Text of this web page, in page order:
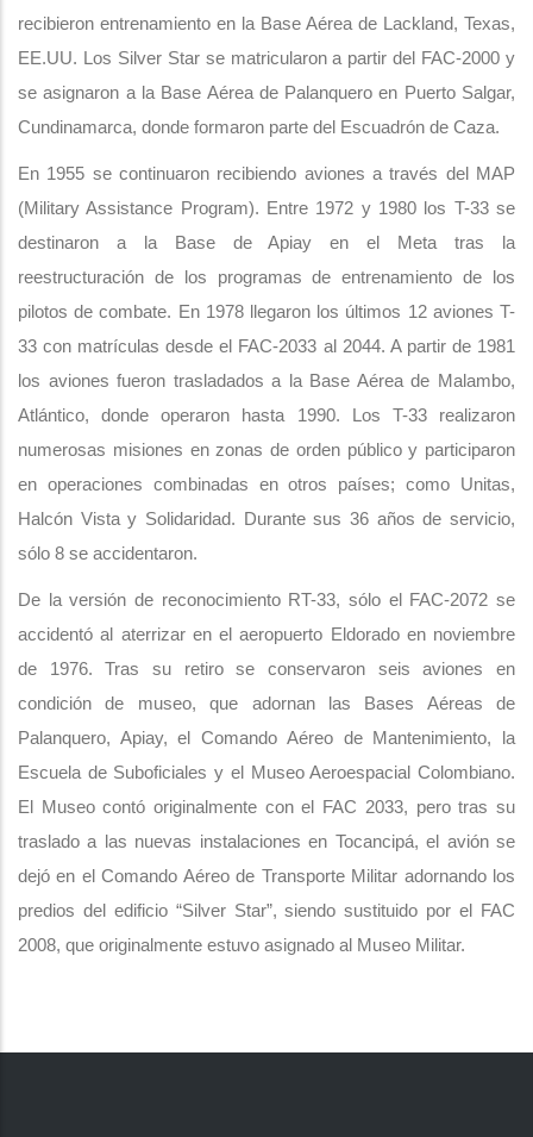
recibieron entrenamiento en la Base Aérea de Lackland, Texas,
EE.UU. Los Silver Star se matricularon a partir del FAC-2000 y
se asignaron a la Base Aérea de Palanquero en Puerto Salgar,
Cundinamarca, donde formaron parte del Escuadrón de Caza.
En 1955 se continuaron recibiendo aviones a través del MAP
(Military Assistance Program). Entre 1972 y 1980 los T-33 se
destinaron a la Base de Apiay en el Meta tras la
reestructuración de los programas de entrenamiento de los
pilotos de combate. En 1978 llegaron los últimos 12 aviones T-
33 con matrículas desde el FAC-2033 al 2044. A partir de 1981
los aviones fueron trasladados a la Base Aérea de Malambo,
Atlántico, donde operaron hasta 1990. Los T-33 realizaron
numerosas misiones en zonas de orden público y participaron
en operaciones combinadas en otros países; como Unitas,
Halcón Vista y Solidaridad. Durante sus 36 años de servicio,
sólo 8 se accidentaron.
De la versión de reconocimiento RT-33, sólo el FAC-2072 se
accidentó al aterrizar en el aeropuerto Eldorado en noviembre
de 1976. Tras su retiro se conservaron seis aviones en
condición de museo, que adornan las Bases Aéreas de
Palanquero, Apiay, el Comando Aéreo de Mantenimiento, la
Escuela de Suboficiales y el Museo Aeroespacial Colombiano.
El Museo contó originalmente con el FAC 2033, pero tras su
traslado a las nuevas instalaciones en Tocancipá, el avión se
dejó en el Comando Aéreo de Transporte Militar adornando los
predios del edificio “Silver Star”, siendo sustituido por el FAC
2008, que originalmente estuvo asignado al Museo Militar.